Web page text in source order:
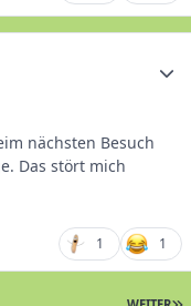
nächsten Besuch
Das stört mich
1 1